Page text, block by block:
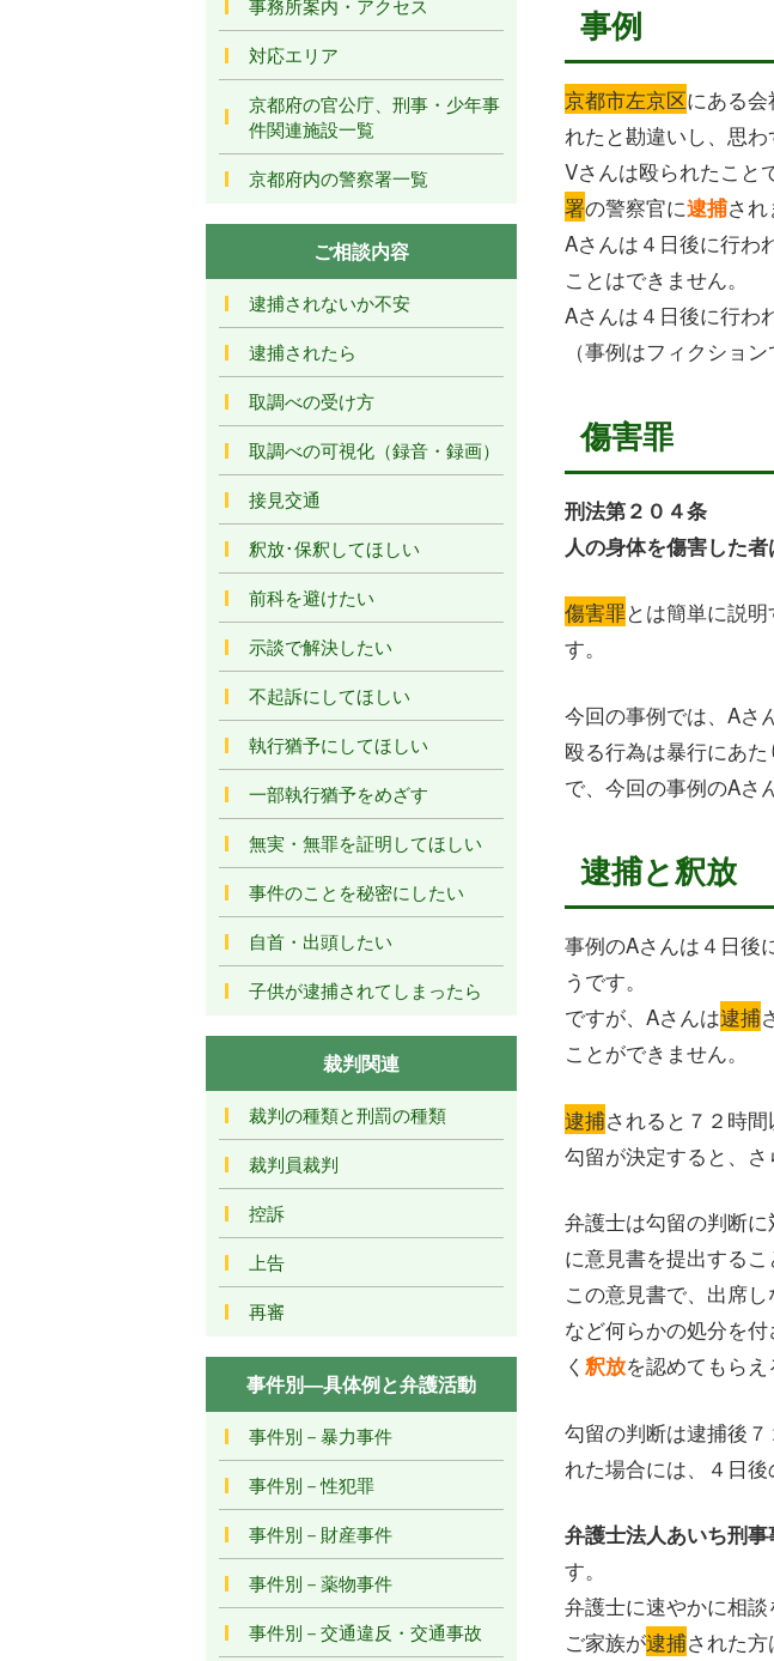
事例
京都市左京区にある
れたと勘違いし、思わ
Vさんは殴られたこと
署の警察官に逮捕され
Aさんは４日後に行わ
ことはできません。
Aさんは４日後に行わ
（事例はフィクション
傷害罪
刑法第２０４条
人の身体を傷害した
傷害罪とは簡単に説
す。
今回の事例では、Aさ
殴る行為は暴行にあ
で、今回の事例のAさ
逮捕と釈放
事例のAさんは４日後
うです。
ですが、Aさんは逮捕
ことができません。
逮捕されると７２時
勾留が決定すると、さ
弁護士は勾留の判断
に意見書を提出するこ
この意見書で、出席
など何らかの処分を
く 釈放を認めてもらえ
勾留の判断は逮捕後
れた場合には、４日後
弁護士法人あいち刑
す。
弁護士に速やかに相談
ご家族が逮捕された方
事務所案内・アクセス
対応エリア
京都府の官公庁、刑事・少年事
件関連施設一覧
京都府内の警察署一覧
ご相談内容
逮捕されないか不安
逮捕されたら
取調べの受け方
取調べの可視化（録音・録画）
接見交通
釈放･保釈してほしい
前科を避けたい
示談で解決したい
不起訴にしてほしい
執行猶予にしてほしい
一部執行猶予をめざす
無実・無罪を証明してほしい
事件のことを秘密にしたい
自首・出頭したい
子供が逮捕されてしまったら
裁判関連
裁判の種類と刑罰の種類
裁判員裁判
控訴
上告
再審
事件別―具体例と弁護活動
事件別－暴力事件
事件別－性犯罪
事件別－財産事件
事件別－薬物事件
事件別－交通違反・交通事故